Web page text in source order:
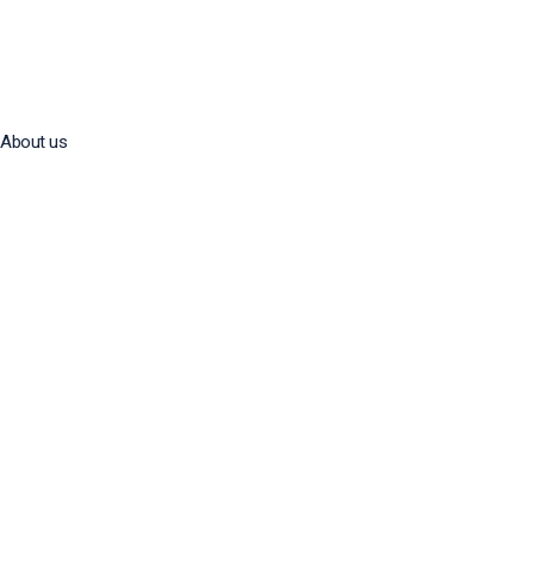
About us